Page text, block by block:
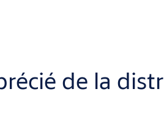
de la